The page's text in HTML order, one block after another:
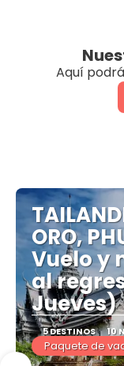
Aquí
ORO,
Vuelo y
al
Jueves)
5 DESTINOS 10
Paquete de